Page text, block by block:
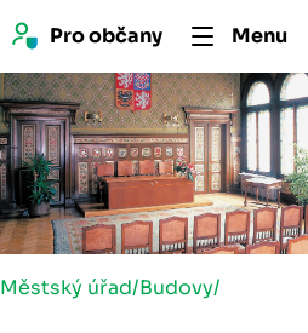
Pro občany Menu
Městský úřad/Budovy/